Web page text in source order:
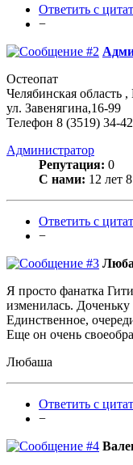
Ответить с
−
Остеопат
Челябинская область
ул. Завенягина,16-99
Телефон 8 (3519) 34-
Администратор
Репутация: 0
С нами: 12 лет
Ответить с
−
Я просто фанатка
изменилась.
Единственное,
Еще он очень
Любаша
Ответить с
−